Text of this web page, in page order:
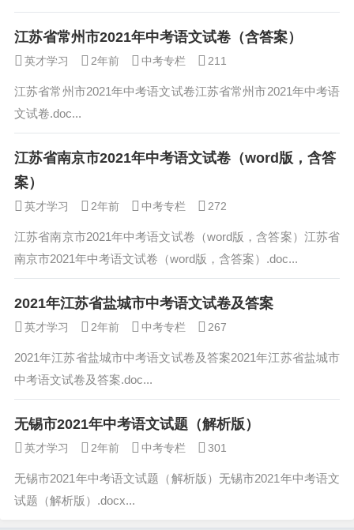
江苏省常州市2021年中考语文试卷（含答案）
英才学习 2年前 中考专栏 211
江苏省常州市2021年中考语文试卷江苏省常州市2021年中考语
文试卷.doc...
江苏省南京市2021年中考语文试卷（word版，含答
案）
英才学习 2年前 中考专栏 272
江苏省南京市2021年中考语文试卷（word版，含答案）江苏省
南京市2021年中考语文试卷（word版，含答案）.doc...
2021年江苏省盐城市中考语文试卷及答案
英才学习 2年前 中考专栏 267
2021年江苏省盐城市中考语文试卷及答案2021年江苏省盐城市
中考语文试卷及答案.doc...
无锡市2021年中考语文试题（解析版）
英才学习 2年前 中考专栏 301
无锡市2021年中考语文试题（解析版）无锡市2021年中考语文
试题（解析版）.docx...